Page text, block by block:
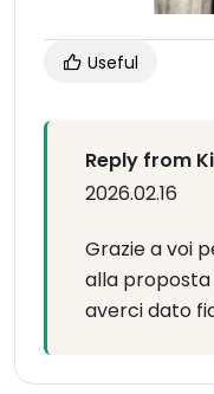
Useful
Reply from
2026.02.16
Grazie a voi
alla proposta
averci dato